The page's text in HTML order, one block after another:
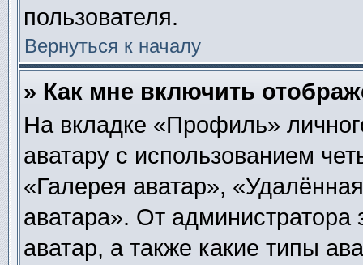
пользователя.
Вернуться к началу
» Как мне включить
На вкладке «Профиль»
аватару с использованием
«Галерея аватар»,
аватара». От администратора
аватар, а также какие типы